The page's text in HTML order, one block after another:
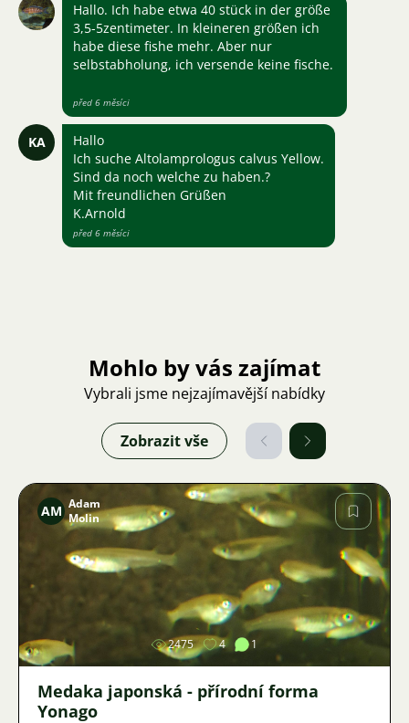
Hallo. Ich habe etwa 40 stück in der größe
3,5-5zentimeter. In kleineren größen ich
habe diese fishe mehr. Aber nur
selbstabholung, ich versende keine fische.
před 6 měsíci
KA
Hallo
Ich suche Altolamprologus calvus Yellow.
Sind da noch welche zu haben.?
Mit freundlichen Grüßen
K.Arnold
před 6 měsíci
Mohlo by vás zajímat
Vybrali jsme nejzajímavější nabídky
Zobrazit vše
Obrázek
AM Adam
Molin
2475 4 1
Medaka japonská - přírodní forma
Yonago